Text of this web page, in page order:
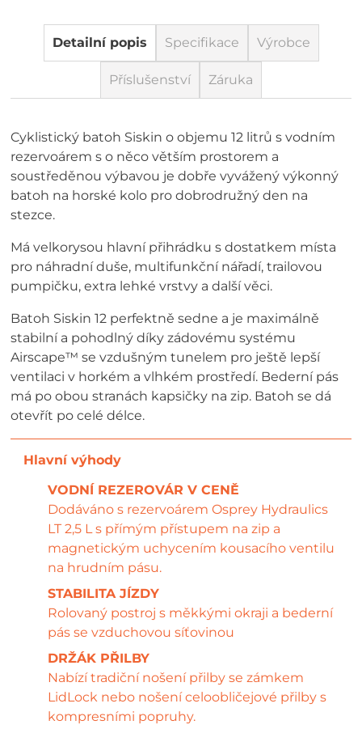
Detailní popis Specifikace Výrobce
Příslušenství Záruka
Cyklistický batoh Siskin o objemu 12 litrů s vodním
rezervoárem s o něco větším prostorem a
soustředěnou výbavou je dobře vyvážený výkonný
batoh na horské kolo pro dobrodružný den na
stezce.
Má velkorysou hlavní přihrádku s dostatkem místa
pro náhradní duše, multifunkční nářadí, trailovou
pumpičku, extra lehké vrstvy a další věci.
Batoh Siskin 12 perfektně sedne a je maximálně
stabilní a pohodlný díky zádovému systému
Airscape™ se vzdušným tunelem pro ještě lepší
ventilaci v horkém a vlhkém prostředí. Bederní pás
má po obou stranách kapsičky na zip. Batoh se dá
otevřít po celé délce.
VODNÍ REZEROVÁR V CENĚ
Dodáváno s rezervoárem Osprey Hydraulics
LT 2,5 L s přímým přístupem na zip a
magnetickým uchycením kousacího ventilu
na hrudním pásu.
STABILITA JÍZDY
Rolovaný postroj s měkkými okraji a bederní
pás se vzduchovou síťovinou
DRŽÁK PŘILBY
Nabízí tradiční nošení přilby se zámkem
LidLock nebo nošení celoobličejové přilby s
kompresními popruhy.